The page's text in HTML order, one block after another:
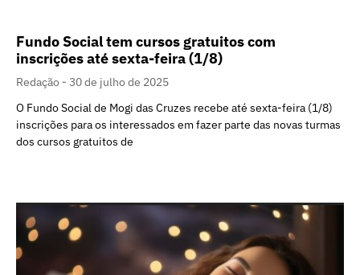
Fundo Social tem cursos gratuitos com
inscrições até sexta-feira (1/8)
Redação
30 de julho de 2025
O Fundo Social de Mogi das Cruzes recebe até sexta-feira (1/8)
inscrições para os interessados em fazer parte das novas turmas
dos cursos gratuitos de